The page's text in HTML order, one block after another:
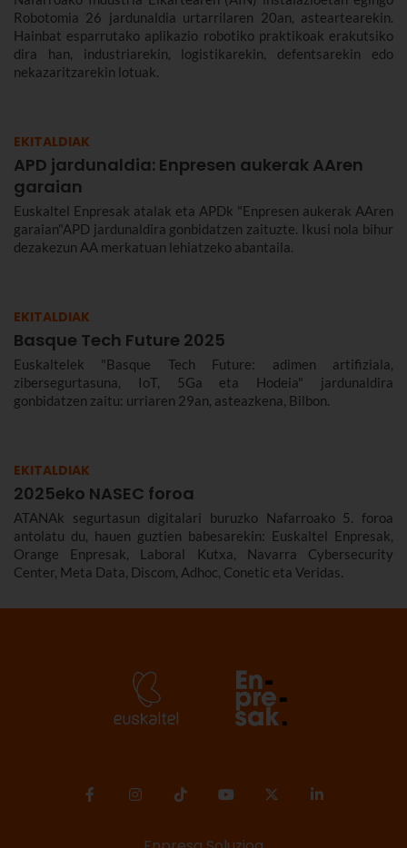
Robotomia 26 jardunaldia urtarrilaren 20an, asteartearekin.
Hainbat esparrutako aplikazio robotiko praktikoak erakutsiko
dira han, industriarekin, logistikarekin, defentsarekin edo
nekazaritzarekin lotuak.
EKITALDIAK
APD jardunaldia: Enpresen aukerak AAren
garaian
Euskaltel Enpresak atalak eta APDk "Enpresen aukerak AAren
garaian"APD jardunaldira gonbidatzen zaituzte. Ikusi nola bihur
dezakezun AA merkatuan lehiatzeko abantaila.
EKITALDIAK
Basque Tech Future 2025
Euskaltelek "Basque Tech Future: adimen artifiziala,
zibersegurtasuna, IoT, 5Ga eta Hodeia" jardunaldira
gonbidatzen zaitu: urriaren 29an, asteazkena, Bilbon.
EKITALDIAK
2025eko NASEC foroa
ATANAk segurtasun digitalari buruzko Nafarroako 5. foroa
antolatu du, hauen guztien babesarekin: Euskaltel Enpresak,
Orange Enpresak, Laboral Kutxa, Navarra Cybersecurity
Center, Meta Data, Discom, Adhoc, Conetic eta Veridas.